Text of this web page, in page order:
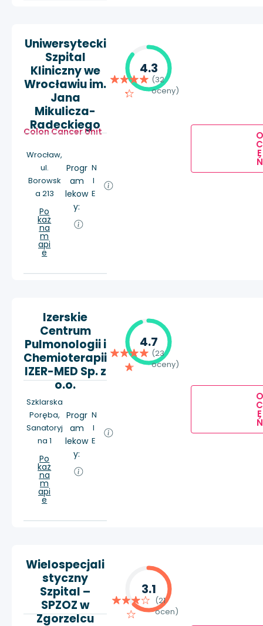
Uniwersytecki
Szpital
Kliniczny we
Wrocławiu im.
Jana
Mikulicza-
Radeckiego
Colon Cancer Unit
Wrocław,
ul.
Borowsk
a 213
Po
każ
na
m
api
e
Progr
am
lekow
y:
N
I
E
4.3
(32
oceny)
O
C
E
Ń
Izerskie
Centrum
Pulmonologii i
Chemioterapii
IZER-MED Sp. z
o.o.
Szklarska
Poręba,
Sanatoryj
na 1
Po
każ
na
m
api
e
Progr
am
lekow
y:
N
I
E
4.7
(23
oceny)
O
C
E
Ń
Wielospecjali
styczny
Szpital –
SPZOZ w
Zgorzelcu
3.1
(21
ocen)